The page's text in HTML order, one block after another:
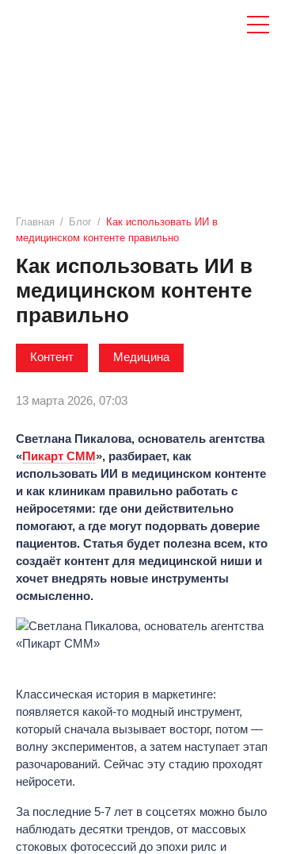
Главная / Блог / Как использовать ИИ в
медицинском контенте правильно
Как использовать ИИ в
медицинском контенте
правильно
Контент Медицина
13 марта 2026, 07:03
Светлана Пикалова, основатель агентства
«Пикарт СММ», разбирает, как
использовать ИИ в медицинском контенте
и как клиникам правильно работать с
нейросетями: где они действительно
помогают, а где могут подорвать доверие
пациентов. Статья будет полезна всем, кто
создаёт контент для медицинской ниши и
хочет внедрять новые инструменты
осмысленно.
Классическая история в маркетинге:
появляется какой-то модный инструмент,
который сначала вызывает восторг, потом —
волну экспериментов, а затем наступает этап
разочарований. Сейчас эту стадию проходят
нейросети.
За последние 5-7 лет в соцсетях можно было
наблюдать десятки трендов, от массовых
стоковых фотосессий до эпохи рилс и